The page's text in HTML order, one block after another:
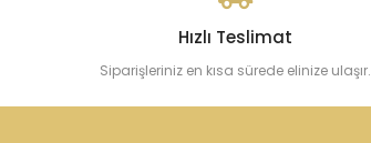
Hızlı Teslimat
Siparişleriniz en kısa sürede elinize ulaşır.